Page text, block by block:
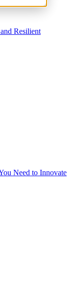
Resilient
Need to Innovate